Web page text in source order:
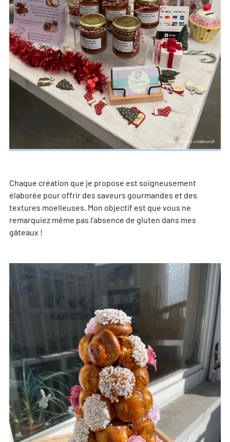
Chaque création que je propose est soigneusement
élaborée pour offrir des saveurs gourmandes et des
textures moelleuses. Mon objectif est que vous ne
remarquiez même pas l’absence de gluten dans mes
gâteaux !